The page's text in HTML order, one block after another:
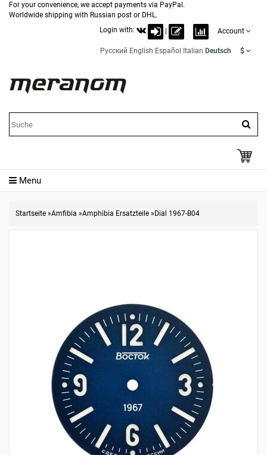
For your convenience, we accept payments via PayPal.
Worldwide shipping with Russian post or DHL.
Login with:
Account
Русский English Español Italian Deutsch $
Menu
Startseite »Amfibia »Amphibia Ersatzteile » Dial 1967-B04